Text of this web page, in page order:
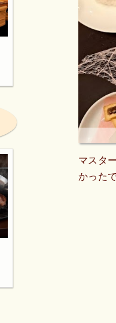
マスタ
かった